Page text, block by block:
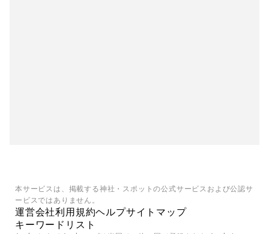
本サービスは、掲載する神社・スポットの公式サービスおよび公認サ
ービスではありません。
運営会社利用規約ヘルプサイトマップ
キーワードリスト